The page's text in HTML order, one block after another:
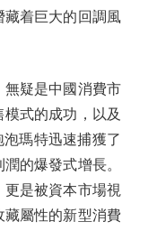
藏着巨大的回調風
疑是中國消費市
式的成功，以及
瑪特迅速捕獲了
的爆發式增長。
是被資本市場視
藏屬性的新型消費